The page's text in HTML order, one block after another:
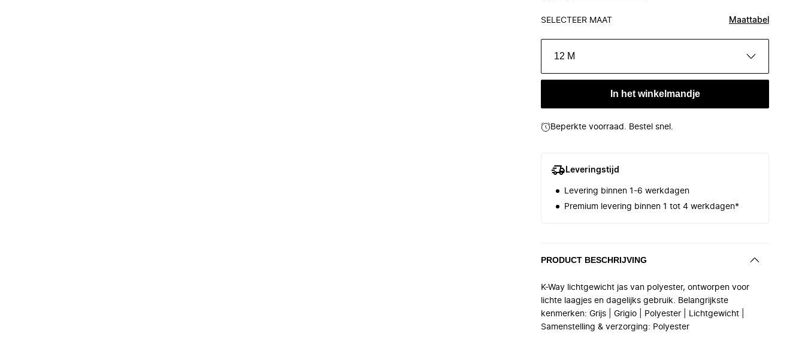
SELECTEER MAAT Maattabel
12 M
In het winkelmandje
Beperkte voorraad. Bestel snel.
Leveringstijd
Levering binnen 1-6 werkdagen
Premium levering binnen 1 tot 4 werkdagen*
PRODUCT BESCHRIJVING
K-Way lichtgewicht jas van polyester, ontworpen voor
lichte laagjes en dagelijks gebruik. Belangrijkste
kenmerken: Grijs | Grigio | Polyester | Lichtgewicht |
Samenstelling & verzorging: Polyester